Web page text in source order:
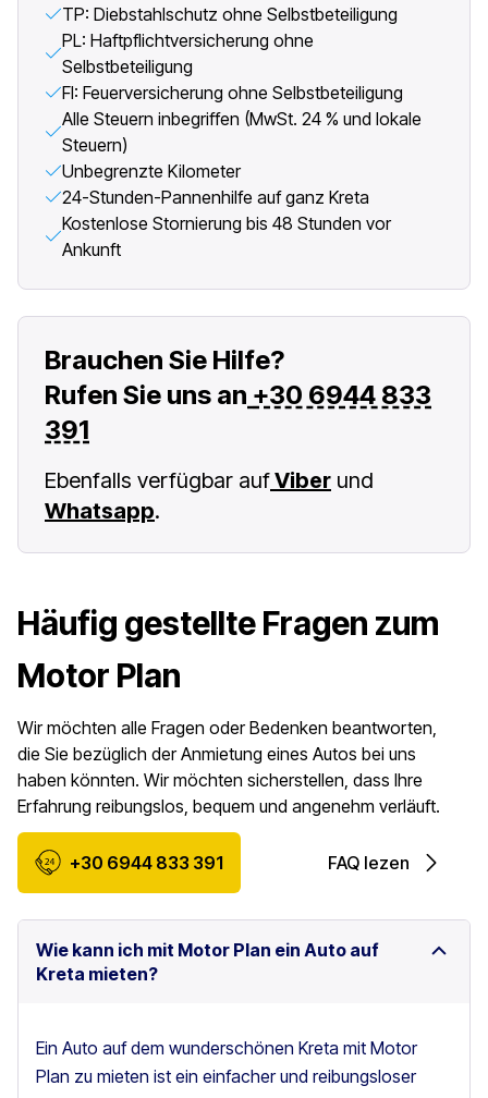
TP: Diebstahlschutz ohne Selbstbeteiligung
PL: Haftpflichtversicherung ohne
Selbstbeteiligung
FI: Feuerversicherung ohne Selbstbeteiligung
Alle Steuern inbegriffen (MwSt. 24 % und lokale
Steuern)
Unbegrenzte Kilometer
24-Stunden-Pannenhilfe auf ganz Kreta
Kostenlose Stornierung bis 48 Stunden vor
Ankunft
Brauchen Sie Hilfe?
Rufen Sie uns an +30 6944 833
391
Ebenfalls verfügbar aufViber und
Whatsapp.
Häufig gestellte Fragen zum
Motor Plan
Wir möchten alle Fragen oder Bedenken beantworten,
die Sie bezüglich der Anmietung eines Autos bei uns
haben könnten. Wir möchten sicherstellen, dass Ihre
Erfahrung reibungslos, bequem und angenehm verläuft.
+30 6944 833 391 FAQ lezen
Wie kann ich mit Motor Plan ein Auto auf
Kreta mieten?
Ein Auto auf dem wunderschönen Kreta mit Motor
Plan zu mieten ist ein einfacher und reibungsloser